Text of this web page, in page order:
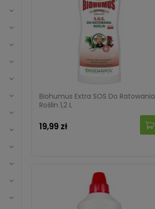
Biohumus Extra SOS Do Ratowania
Roślin 1,2 L
19,99 zł